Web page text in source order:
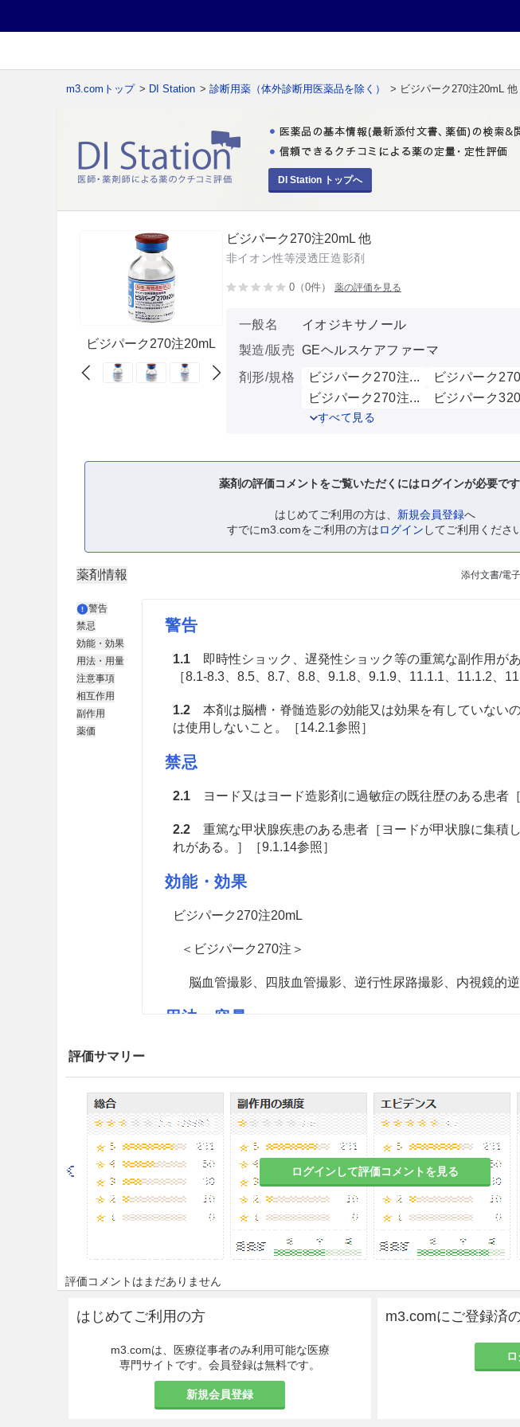
m3.comトップ > DI Station > 診断用薬（体外診断用医薬品を除く） > ビジパーク270注20mL 他
DI Station トップへ
ビジパーク270注20mL
ビジパーク270注20mL 他
非イオン性等浸透圧造影剤
0（0件） 薬の評価を見る
一般名
イオジキサノール
製造/販売 GEヘルスケアファーマ
剤形/規格
ビジパーク270注...
ビジパーク
ビジパーク270注...
ビジパーク
すべて見る
薬剤の評価コメントをご覧いただくにはログインが必要です
はじめてご利用の方は、 新規会員登録へ
すでにm3.comをご利用の方はログイン してご利用くださ
薬剤情報 添付文書/電
警告
禁忌
効能・効果
用法・用量
注意事項
相互作用
副作用
薬価
警告
1.1即時性ショック、遅発性ショック等の重篤な副作用があ
［8.1-8.3、8.5、8.7、8.8、9.1.8、9.1.9、11.1.1、11.1.2 、
1.2本剤は脳槽・脊髄造影の効能又は効果を有していない
は使用しないこと。［14.2.1参照］
禁忌
2.1ヨード又はヨード造影剤に過敏症の既往歴のある患者［
2.2重篤な甲状腺疾患のある患者［ヨードが甲状腺に集積
れがある。］［9.1.14参照］
効能・効果
ビジパーク270注20mL
＜ビジパーク270注＞
脳血管撮影、四肢血管撮影、逆行性尿路撮影、内視鏡的
用法・容量
通常、成人1回、下記の量を使用する。なお、非血管内へ
齢、体重、症状、目的により適宜増減する。
また、血管内に投与する場合の総投与量は、270mgI/mL
る。
［（ ）内はヨウ素含有量を示す］
注）1回の検査における総使用量を示す。
撮影の種類
用量
脳血管撮影
4〜15mL（1.08
四肢血管撮影
8〜80mL（2.16
（原液を生理食
ことも可能とす
内視鏡的逆行性膵胆管撮影
評価サマリー
ログインして評価コメントを見る
評価コメントはまだありません
はじめてご利用の方
m3.comは、医療従事者のみ利用可能な医療
専門サイトです。会員登録は無料です。
新規会員登録
m3.comにご登録済